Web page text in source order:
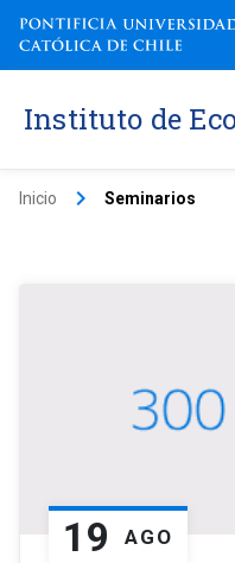
Instituto de
Inicio keyboard_arrow_right Seminarios
19 AGO